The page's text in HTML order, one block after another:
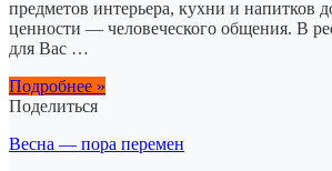
предметов интерьера, кухни и напитков
ценности — человеческого общения. В
для Вас …
Подробнее »
Поделиться
Весна — пора перемен